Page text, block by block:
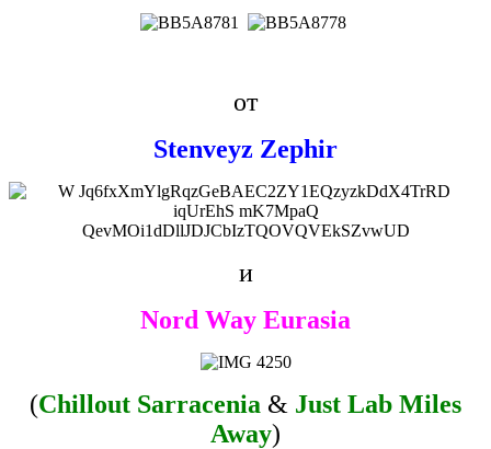
от
Stenveyz Zephir
и
Nord Way Eurasia
(Chillout Sarracenia & Just Lab Miles
Away)